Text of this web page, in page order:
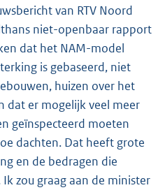
van RTV Noord
niet-openbaar rapport
dat het NAM-model
is gebaseerd, niet
huizen over het
dat er mogelijk veel meer
geïnspecteerd moeten
dachten. Dat heeft grote
en de bedragen die
zou graag aan de minister